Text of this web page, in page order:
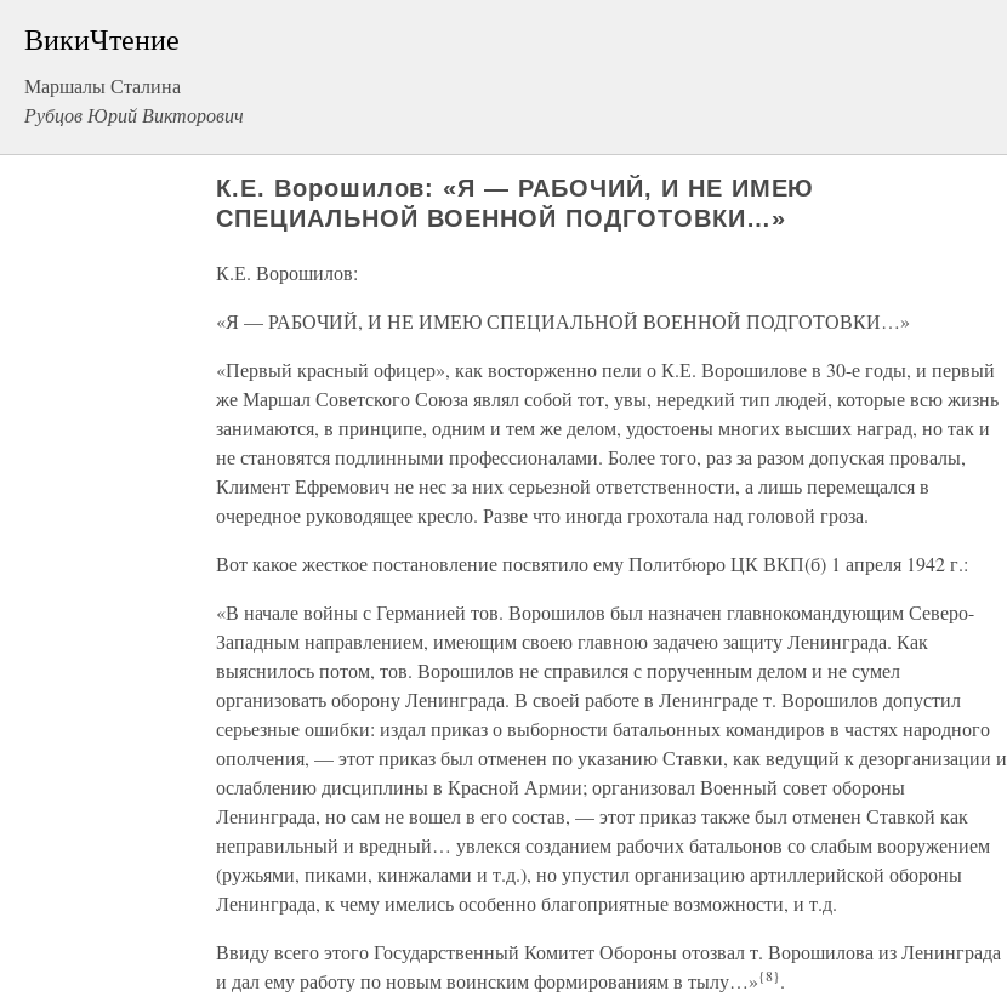
ВикиЧтение
Маршалы Сталина
Рубцов Юрий Викторович
К.Е. Ворошилов: «Я — РАБОЧИЙ, И НЕ ИМЕЮ
СПЕЦИАЛЬНОЙ ВОЕННОЙ ПОДГОТОВКИ…»
К.Е. Ворошилов:
«Я — РАБОЧИЙ, И НЕ ИМЕЮ СПЕЦИАЛЬНОЙ ВОЕННОЙ ПОДГОТОВКИ…»
«Первый красный офицер», как восторженно пели о К.Е. Ворошилове в 30-е годы, и первый
же Маршал Советского Союза являл собой тот, увы, нередкий тип людей, которые всю жизнь
занимаются, в принципе, одним и тем же делом, удостоены многих высших наград, но так и
не становятся подлинными профессионалами. Более того, раз за разом допуская провалы,
Климент Ефремович не нес за них серьезной ответственности, а лишь перемещался в
очередное руководящее кресло. Разве что иногда грохотала над головой гроза.
Вот какое жесткое постановление посвятило ему Политбюро ЦК ВКП(б) 1 апреля 1942 г.:
«В начале войны с Германией тов. Ворошилов был назначен главнокомандующим Северо-
Западным направлением, имеющим своею главною задачею защиту Ленинграда. Как
выяснилось потом, тов. Ворошилов не справился с порученным делом и не сумел
организовать оборону Ленинграда. В своей работе в Ленинграде т. Ворошилов допустил
серьезные ошибки: издал приказ о выборности батальонных командиров в частях народного
ополчения, — этот приказ был отменен по указанию Ставки, как ведущий к дезорганизации и
ослаблению дисциплины в Красной Армии; организовал Военный совет обороны
Ленинграда, но сам не вошел в его состав, — этот приказ также был отменен Ставкой как
неправильный и вредный… увлекся созданием рабочих батальонов со слабым вооружением
(ружьями, пиками, кинжалами и т.д.), но упустил организацию артиллерийской обороны
Ленинграда, к чему имелись особенно благоприятные возможности, и т.д.
Ввиду всего этого Государственный Комитет Обороны отозвал т. Ворошилова из Ленинграда
и дал ему работу по новым воинским формированиям в тылу…»{8}.